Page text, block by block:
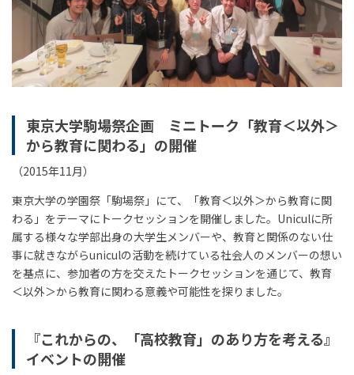
東京大学駒場祭企画 ミニトーク「教育＜以外＞
から教育に関わる」の開催
（2015年11月）
東京大学の学園祭「駒場祭」にて、「教育＜以外＞から教育に関
わる」をテーマにトークセッションを開催しました。Uniculに所
属する様々な学部出身の大学生メンバーや、教育と関係のない仕
事に就きながらuniculの活動を続けている社会人のメンバーの想い
を基点に、参加者の方を交えたトークセッションを通じて、教育
＜以外＞から教育に関わる意義や可能性を探りました。
『これからの、「高校教育」のあり方を考える』
イベントの開催